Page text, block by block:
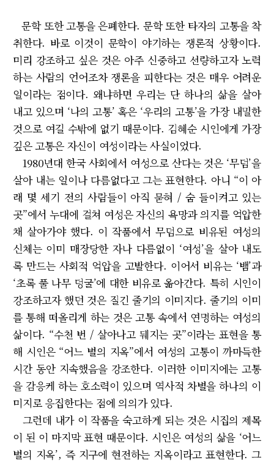
문학 또한 고통을 은폐한다. 문학 또한 타자의 고통을 착
취한다. 바로 이것이 문학이 야기하는 쟁론적 상황이다.
미리 강조하고 싶은 것은 아주 신중하고 선량하고자 노력
하는 사람의 언어조차 쟁론을 피한다는 것은 매우 어려운
일이라는 점이다. 왜냐하면 우리는 단 하나의 삶을 살아
내고 있으며 ‘나의 고통’ 혹은 ‘우리의 고통’을 가장 내밀한
것으로 여길 수밖에 없기 때문이다. 김혜순 시인에게 가장
깊은 고통은 자신이 여성이라는 사실이었다.
1980년대 한국 사회에서 여성으로 산다는 것은 ‘무덤’을
살아 내는 일이나 다름없다고 그는 표현한다. 아니 “이 아
래 몇 세기 전의 사람들이 아직 묻혀 / 숨 들이켜고 있는
곳”에서 누대에 걸쳐 여성은 자신의 욕망과 의지를 억압한
채 살아가야 했다. 이 작품에서 무덤으로 비유된 여성의
신체는 이미 매장당한 자나 다름없이 ‘여성’을 살아 내도
록 만드는 사회적 억압을 고발한다. 이어서 비유는 ‘뱀’과
‘초록 풀 나무 덩굴’에 대한 비유로 옮아간다. 특히 시인이
강조하고자 했던 것은 질긴 줄기의 이미지다. 줄기의 이미
를 통해 떠올리게 하는 것은 고통 속에서 연명하는 여성의
삶이다. “수천 번 / 살아나고 뒈지는 곳”이라는 표현을 통
해 시인은 “어느 별의 지옥”에서 여성의 고통이 까마득한
시간 동안 지속했음을 강조한다. 이러한 이미지에는 고통
을 감응케 하는 호소력이 있으며 역사적 차별을 하나의 이
미지로 응집한다는 점에 의의가 있다.
그런데 내가 이 작품을 숙고하게 되는 것은 시집의 제목
이 된 이 마지막 표현 때문이다. 시인은 여성의 삶을 ‘어느
별의 지옥’, 즉 지구에 현전하는 지옥이라고 표현한다. 그